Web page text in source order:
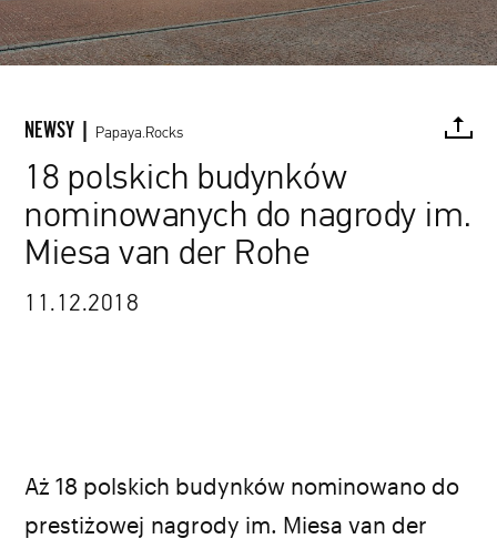
NEWSY | Papaya.Rocks
18 polskich budynków
nominowanych do nagrody im.
Miesa van der Rohe
11.12.2018
fot. wikipedia
FACEBOOK TWITTER
Aż 18 polskich budynków nominowano do
prestiżowej nagrody im. Miesa van der